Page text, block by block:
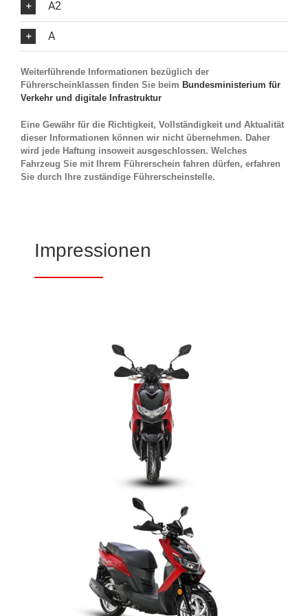
A2
A
Weiterführende Informationen bezüglich der
Führerscheinklassen finden Sie beim Bundesministerium für
Verkehr und digitale Infrastruktur
Eine Gewähr für die Richtigkeit, Vollständigkeit und Aktualität
dieser Informationen können wir nicht übernehmen. Daher
wird jede Haftung insoweit ausgeschlossen. Welches
Fahrzeug Sie mit Ihrem Führerschein fahren dürfen, erfahren
Sie durch Ihre zuständige Führerscheinstelle.
Impressionen